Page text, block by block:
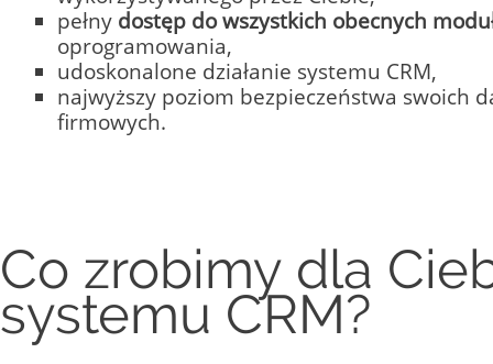
pełny dostęp do wszystkich obecnych
oprogramowania,
udoskonalone działanie systemu CRM,
najwyższy poziom bezpieczeństwa swoich
firmowych.
Co zrobimy dla
systemu CRM?